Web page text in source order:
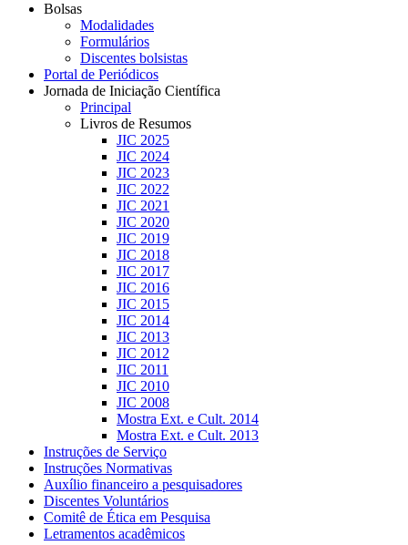
Bolsas
Modalidades
Formulários
Discentes bolsistas
Portal de Periódicos
Jornada de Iniciação Científica
Principal
Livros de Resumos
JIC 2025
JIC 2024
JIC 2023
JIC 2022
JIC 2021
JIC 2020
JIC 2019
JIC 2018
JIC 2017
JIC 2016
JIC 2015
JIC 2014
JIC 2013
JIC 2012
JIC 2011
JIC 2010
JIC 2008
Mostra Ext. e Cult. 2014
Mostra Ext. e Cult. 2013
Instruções de Serviço
Instruções Normativas
Auxílio financeiro a pesquisadores
Discentes Voluntários
Comitê de Ética em Pesquisa
Letramentos acadêmicos